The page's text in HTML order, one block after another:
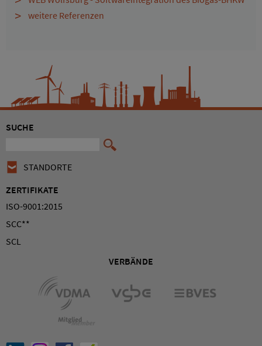
weitere Referenzen
SUCHE
STANDORTE
ZERTIFIKATE
ISO-9001:2015
SCC**
SCL
VERBÄNDE